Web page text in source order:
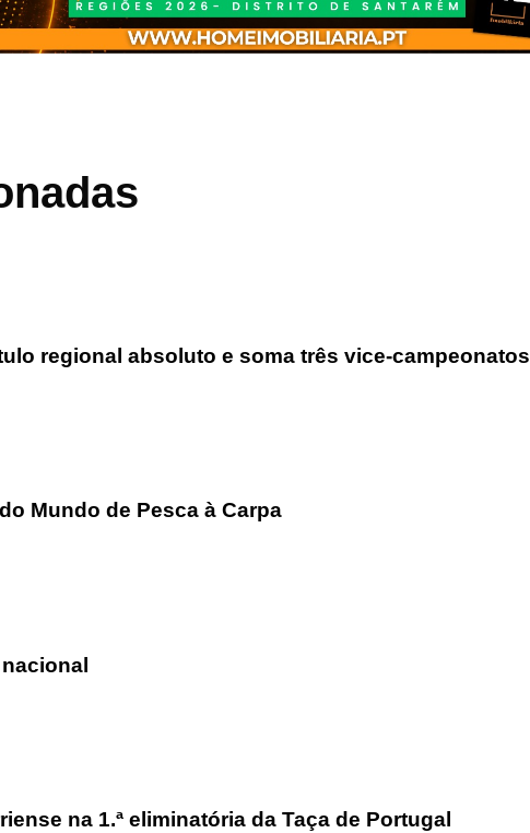
regional absoluto e soma três vice-campeonatos
Mundo de Pesca à Carpa
na 1.ª eliminatória da Taça de Portugal